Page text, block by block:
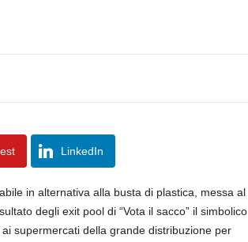
LinkedIn
in alternativa alla busta di plastica, messa al
degli exit pool di “Vota il sacco” il simbolico
supermercati della grande distribuzione per